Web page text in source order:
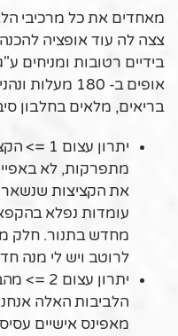
מאחדים את כל מרכיבי
צצה לה עוד אופציה
בידיים רטובות ומניחים
אופים ב- 180
בריאים, מלאים בחלבון
יתרון
מתפרקות, לא
את הקציצות
עומדות נפלא
מחדש בתנור. חלק
לרוטב ויש לי מנה
יתרון
הלביבות האלה
מאפינס אישיים